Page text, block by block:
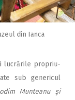
din Ianca
lucrările propriu-
sub genericul
Munteanu şi